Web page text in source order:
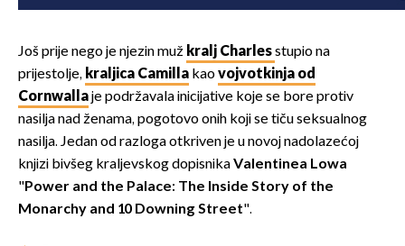
Još prije nego je njezin muž kralj Charlesstupio na
prijestolje, kraljica Camilla kaovojvotkinja od
Cornwallaje podržavala inicijative koje se bore protiv
nasilja nad ženama, pogotovo onih koji se tiču seksualnog
nasilja. Jedan od razloga otkriven je u novoj nadolazećoj
knjizi bivšeg kraljevskog dopisnikaValentinea Lowa
"Power and the Palace: The Inside Story of the
Monarchy and 10 Downing Street".